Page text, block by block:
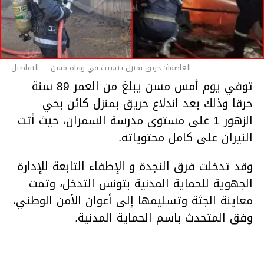
العاصمة: حريق بمنزل يتسبب في وفاة مسن ... التفاصيل
توفي يوم أمس مسن يبلغ من العمر 89 سنة
حرقا وذلك بعد اندلاع حريق بمنزل كائن بحي
الزهور 1 على مستوى مدرسة السمران، حيث أتت
النيران على كامل محتوياته.
وقد تدخلت فرق النجدة و الإطفاء التابعة للإدارة
الجهوية للحماية المدنية بتونس التدخل، وتمت
معاينة الجثة وتسليمها إلى أعوان الأمن الوطني،
وفق المتحدث باسم الحماية المدنية.